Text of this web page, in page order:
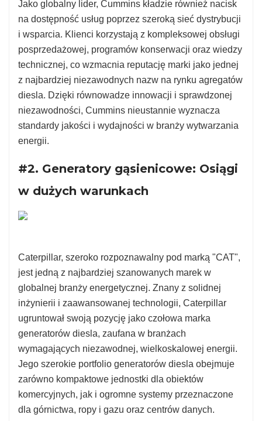
Jako globalny lider, Cummins kładzie również nacisk
na dostępność usług poprzez szeroką sieć dystrybucji
i wsparcia. Klienci korzystają z kompleksowej obsługi
posprzedażowej, programów konserwacji oraz wiedzy
technicznej, co wzmacnia reputację marki jako jednej
z najbardziej niezawodnych nazw na rynku agregatów
diesla. Dzięki równowadze innowacji i sprawdzonej
niezawodności, Cummins nieustannie wyznacza
standardy jakości i wydajności w branży wytwarzania
energii.
#2. Generatory gąsienicowe: Osiągi
w dużych warunkach
Caterpillar, szeroko rozpoznawalny pod marką "CAT",
jest jedną z najbardziej szanowanych marek w
globalnej branży energetycznej. Znany z solidnej
inżynierii i zaawansowanej technologii, Caterpillar
ugruntował swoją pozycję jako czołowa marka
generatorów diesla, zaufana w branżach
wymagających niezawodnej, wielkoskalowej energii.
Jego szerokie portfolio generatorów diesla obejmuje
zarówno kompaktowe jednostki dla obiektów
komercyjnych, jak i ogromne systemy przeznaczone
dla górnictwa, ropy i gazu oraz centrów danych.